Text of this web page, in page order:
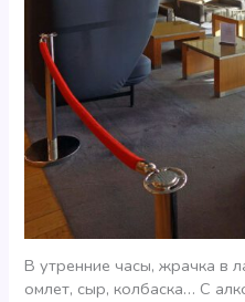
В утренние часы, жрачка в
омлет, сыр, колбаска… С